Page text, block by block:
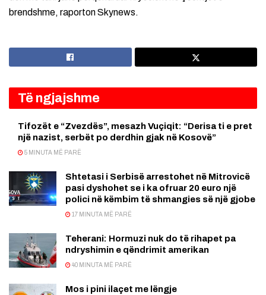
brendshme, raporton Skynews.
Të ngjajshme
Tifozët e “Zvezdës”, mesazh Vuçiqit: “Derisa ti e pret
një nazist, serbët po derdhin gjak në Kosovë”
5 MINUTA MË PARË
Shtetasi i Serbisë arrestohet në Mitrovicë
pasi dyshohet se i ka ofruar 20 euro një
polici në këmbim të shmangies së një gjobe
17 MINUTA MË PARË
Teherani: Hormuzi nuk do të rihapet pa
ndryshimin e qëndrimit amerikan
40 MINUTA MË PARË
Mos i pini ilaçet me lëngje